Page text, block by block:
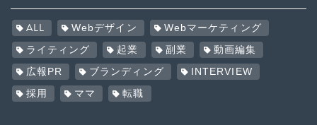
ALL Webデザイン Webマーケティング
ライティング 起業 副業 動画編集
広報PR ブランディング INTERVIEW
採用 ママ 転職